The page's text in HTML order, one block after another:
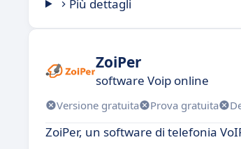
Più dettagli
ZoiPer
software Voip online
Versione gratuita Prova gratuita
ZoiPer, un software di telefonia